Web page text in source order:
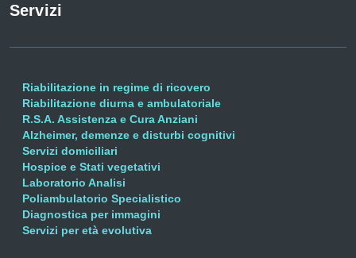
Servizi
Riabilitazione in regime di ricovero
Riabilitazione diurna e ambulatoriale
R.S.A. Assistenza e Cura Anziani
Alzheimer, demenze e disturbi cognitivi
Servizi domiciliari
Hospice e Stati vegetativi
Laboratorio Analisi
Poliambulatorio Specialistico
Diagnostica per immagini
Servizi per età evolutiva